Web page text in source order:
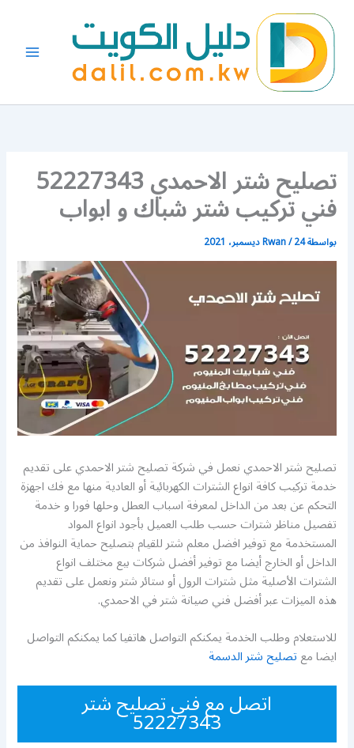
المحتوى
تصليح شتر الاحمدي 52227343
فني تركيب شتر شباك و ابواب
بواسطة Rwan/24 ديسمبر، 2021
تصليح شتر الاحمدي نعمل في شركة تصليح شتر الاحمدي على تقديم
خدمة تركيب كافة انواع الشترات الكهربائية أو العادية منها مع فك اجهزة
التحكم عن بعد من الداخل لمعرفة اسباب العطل وحلها فورا و خدمة
تفصيل مناظر شترات حسب طلب العميل بأجود انواع المواد
المستخدمة مع توفير افضل معلم شتر للقيام بتصليح حماية النوافذ من
الداخل أو الخارج أيضا مع توفير أفضل شركات بيع مختلف انواع
الشترات الأصلية مثل شترات الرول أو ستائر شتر ونعمل على تقديم
هذه الميزات عبر أفضل فني صيانة شتر في الاحمدي.
للاستعلام وطلب الخدمة يمكنكم التواصل هاتفيا كما يمكنكم التواصل
ايضا معتصليح شتر الدسمة
اتصل مع فني تصليح شتر
52227343